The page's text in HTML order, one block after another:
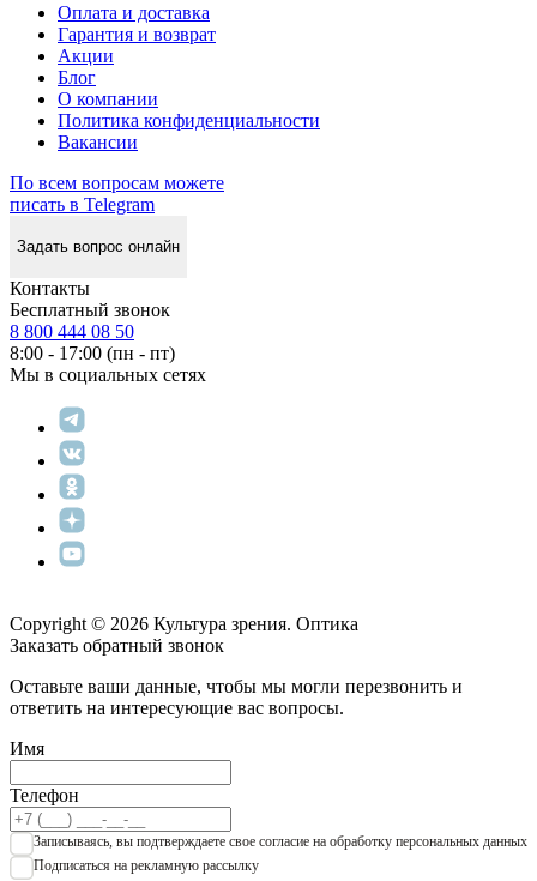
Оплата и доставка
Гарантия и возврат
Акции
Блог
О компании
Политика конфиденциальности
Вакансии
По всем вопросам можете
писать в Telegram
Задать вопрос онлайн
Контакты
Бесплатный звонок
8 800 444 08 50
8:00 - 17:00 (пн - пт)
Мы в социальных сетях
Copyright © 2026 Культура зрения. Оптика
Заказать обратный звонок
Оставьте ваши данные, чтобы мы могли перезвонить и
ответить на интересующие вас вопросы.
Имя
Телефон
Записываяcь, вы подтверждаете свое согласие на обработку персональных данных
Подписаться на рекламную рассылку